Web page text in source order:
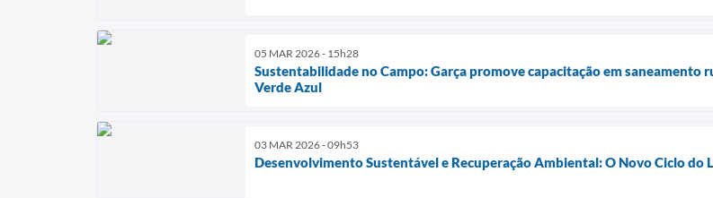
05 MAR 2026 - 15h28
Sustentabilidade no Campo: Garça promove capacitação em
Verde Azul
03 MAR 2026 - 09h53
Desenvolvimento Sustentável e Recuperação Ambiental: O Novo Ciclo do